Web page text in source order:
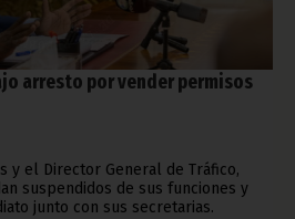
arresto por vender permisos
y el Director General de Tráfico,
suspendidos de sus funciones y
junto con sus secretarias.